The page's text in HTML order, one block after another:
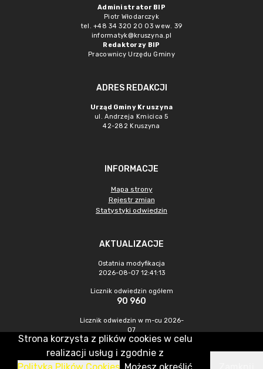
Administrator BIP
Piotr Włodarczyk
tel. +48 34 320 20 03 wew. 39
informatyk@kruszyna.pl
Redaktorzy BIP
Pracownicy Urzędu Gminy
ADRES REDAKCJI
Urząd Gminy Kruszyna
ul. Andrzeja Kmicica 5
42-282 Kruszyna
INFORMACJE
Mapa strony
Rejestr zmian
Statystyki odwiedzin
AKTUALIZACJE
Ostatnia modyfikacja
2026-08-07 12:41:13
Licznik odwiedzin ogółem
90 960
Licznik odwiedzin w m-cu 2026-
07
447
CMS & Hosting: Nefeni Sp. z o.o.
Strona korzysta z plików cookies w celu
realizacji usług i zgodnie z